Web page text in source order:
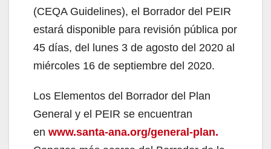
(CEQA Guidelines), el Borrador del PEIR
estará disponible para revisión pública por
45 días, del lunes 3 de agosto del 2020 al
miércoles 16 de septiembre del 2020.
Los Elementos del Borrador del Plan
General y el PEIR se encuentran
en www.santa-ana.org/general-plan.